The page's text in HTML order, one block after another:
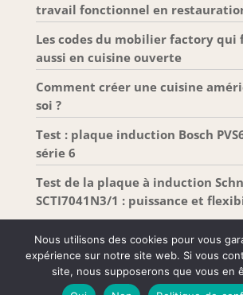
travail fonctionnel en
Les codes du mobilier factory
aussi en cuisine ouverte
Comment créer une cuisine
soi ?
Test : plaque induction Bosch
série 6
Test de la plaque à induction
SCTI7041N3/1 : puissance et
Tous droits réservés –Mentions
Nous utilisons des cookies pour vous
expérience sur notre site web. Si vous
site, nous supposerons que vous en